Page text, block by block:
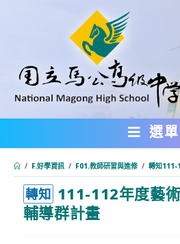
內
選單
/ F.好學資訊 / F01.教師研習與進修 / 轉知111-
轉知 111-112年度藝
輔導群計畫